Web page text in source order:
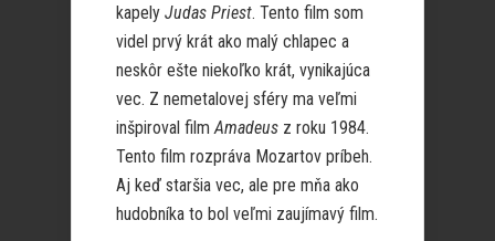
kapely Judas Priest. Tento film som
videl prvý krát ako malý chlapec a
neskôr ešte niekoľko krát, vynikajúca
vec. Z nemetalovej sféry ma veľmi
inšpiroval filmAmadeus z roku 1984.
Tento film rozpráva Mozartov príbeh.
Aj keď staršia vec, ale pre mňa ako
hudobníka to bol veľmi zaujímavý film.